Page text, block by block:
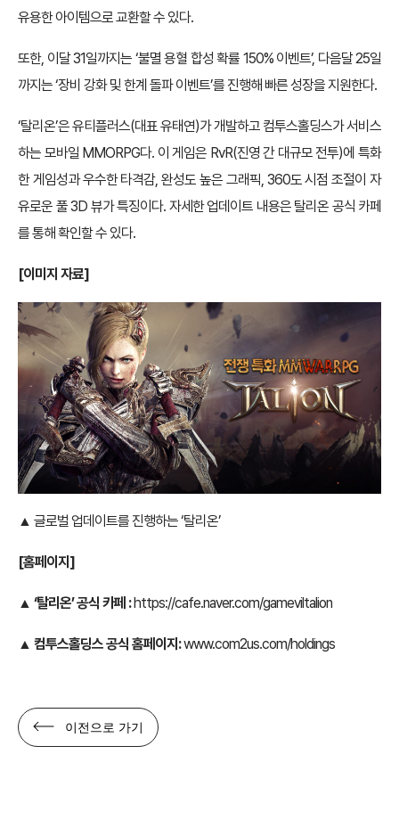
유용한 아이템으로 교환할 수 있다.
또한, 이달 31일까지는 ‘불멸 용혈 합성 확률 150% 이벤트’, 다음달 25일
까지는 ‘장비 강화 및 한계 돌파 이벤트’를 진행해 빠른 성장을 지원한다.
‘탈리온’은 유티플러스(대표 유태연)가 개발하고 컴투스홀딩스가 서비스
하는 모바일 MMORPG다. 이 게임은 RvR(진영 간 대규모 전투)에 특화
한 게임성과 우수한 타격감, 완성도 높은 그래픽, 360도 시점 조절이 자
유로운 풀 3D 뷰가 특징이다. 자세한 업데이트 내용은 탈리온 공식 카페
를 통해 확인할 수 있다.
[이미지 자료]
▲ 글로벌 업데이트를 진행하는 ‘탈리온’
[홈페이지]
▲ ‘탈리온’ 공식 카페 :https://cafe.naver.com/gameviltalion
▲ 컴투스홀딩스 공식 홈페이지:www.com2us.com/holdings
이전으로 가기